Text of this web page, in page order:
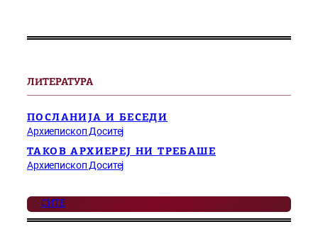
ЛИТЕРАТУРА
ПОСЛАНИЈА И БЕСЕДИ
Архиепископ Доситеј
ТАКОВ АРХИЕРЕЈ НИ ТРЕБАШЕ
Архиепископ Доситеј
СИТЕ